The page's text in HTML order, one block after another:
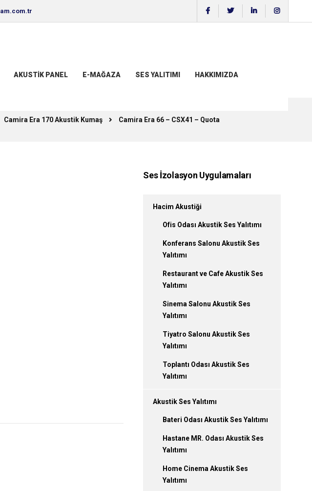
AKUSTIK PANEL E-MAĞAZA SES YALITIMI
HAKKIMIZDA
Camira Era 170 Akustik Kumaş Camira Era 66 – CSX41 – Quota
Ses İzolasyon Uygulamaları
Hacim Akustiği
Ofis Odası Akustik Ses Yalıtımı
Konferans Salonu Akustik Ses
Yalıtımı
Restaurant ve Cafe Akustik Ses
Yalıtımı
Sinema Salonu Akustik Ses
Yalıtımı
Tiyatro Salonu Akustik Ses
Yalıtımı
Toplantı Odası Akustik Ses
Yalıtımı
Akustik Ses Yalıtımı
Bateri Odası Akustik Ses Yalıtımı
Hastane MR. Odası Akustik Ses
Yalıtımı
Home Cinema Akustik Ses
Yalıtımı